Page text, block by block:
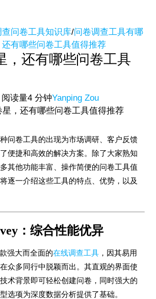
查问卷工具知识库/问卷调查工具有哪
有哪些问卷工具值得推荐
，还有哪些问卷工具
阅读量4 分钟Yanping Zou
问卷工具的出现为市场调研、客户反馈
便捷和高效的解决方案。除了大家熟知
其他功能丰富、操作简便的问卷工具值
逐一介绍这些工具的特点、优势，以及
：综合性能优异
强大而全面的在线调查工具 ，因其易用
众多同行中脱颖而出。其直观的界面使
术背景即可轻松创建问卷，同时强大的
选项为深度数据分析提供了基础。